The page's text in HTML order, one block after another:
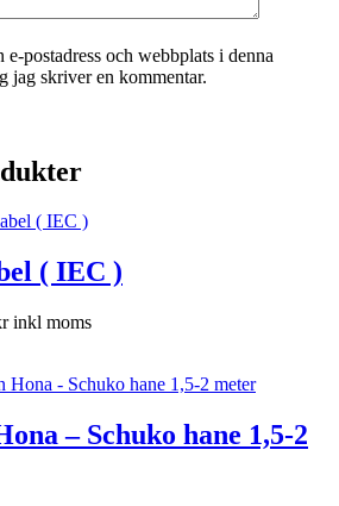
e-postadress och webbplats i denna
jag skriver en kommentar.
( IEC )
inkl moms
– Schuko hane 1,5-2